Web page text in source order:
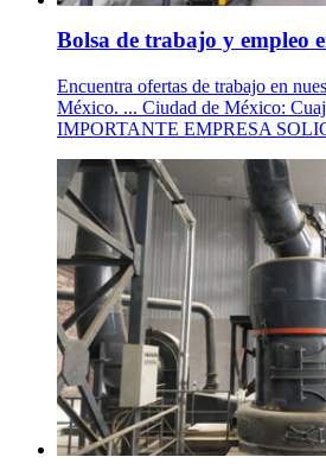
Bolsa de trabajo y empleo
Encuentra ofertas de trabajo en
México. ... Ciudad de México:
IMPORTANTE EMPRESA